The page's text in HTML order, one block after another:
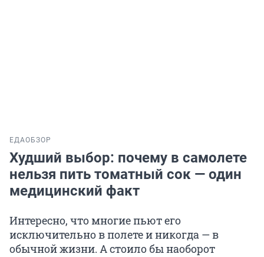
ЕДАОБЗОР
Худший выбор: почему в самолете
нельзя пить томатный сок — один
медицинский факт
Интересно, что многие пьют его
исключительно в полете и никогда — в
обычной жизни. А стоило бы наоборот